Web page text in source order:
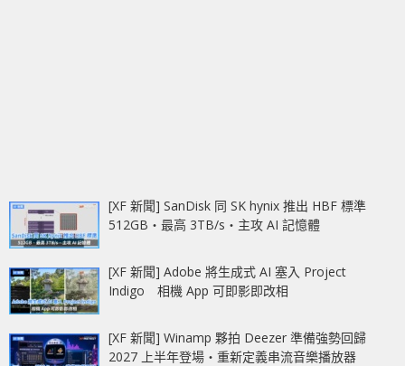
[XF 新聞] SanDisk 同 SK hynix 推出 HBF 標準
512GB‧最高 3TB/s‧主攻 AI 記憶體
[XF 新聞] Adobe 將生成式 AI 塞入 Project
Indigo 相機 App 可即影即改相
[XF 新聞] Winamp 夥拍 Deezer 準備強勢回歸
2027 上半年登場‧重新定義串流音樂播放器